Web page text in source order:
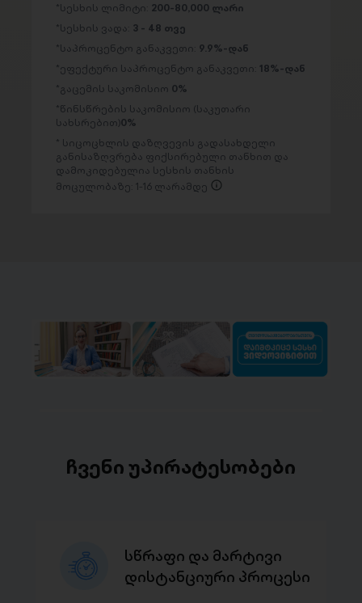
სესხის ლიმიტი: 200-80,000 ლარი
სესხის ვადა: 3 - 48 თვე
საპროცენტო განაკვეთი: 9.9%-დან
ეფექტური საპროცენტო განაკვეთი: 18%-დან
გაცემის საკომისიო 0%
წინსწრების საკომისიო (საკუთარი
სახსრებით)0%
სიცოცხლის დაზღვევის გადასახდელი
განისაზღვრება ფიქსირებული თანხით და
დამოკიდებულია სესხის თანხის
მოცულობაზე: 1-16 ლარამდე
ჩვენი უპირატესობები
სწრაფი და მარტივი
დისტანციური პროცესი